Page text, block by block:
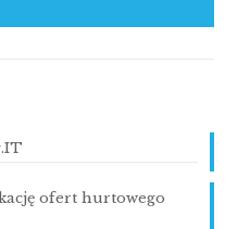
ofert hurtowego